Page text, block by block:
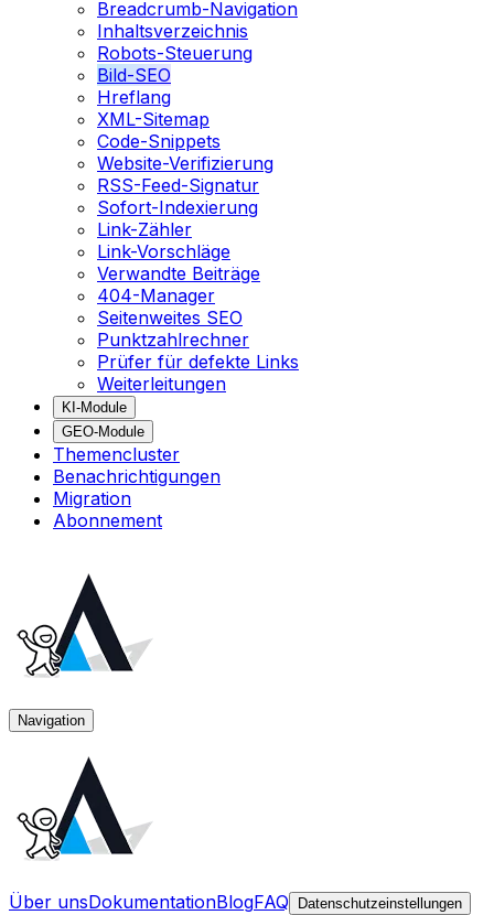
Breadcrumb-Navigation
Inhaltsverzeichnis
Robots-Steuerung
Bild-SEO
Hreflang
XML-Sitemap
Code-Snippets
Website-Verifizierung
RSS-Feed-Signatur
Sofort-Indexierung
Link-Zähler
Link-Vorschläge
Verwandte Beiträge
404-Manager
Seitenweites SEO
Punktzahlrechner
Prüfer für defekte Links
Weiterleitungen
KI-Module
GEO-Module
Themencluster
Benachrichtigungen
Migration
Abonnement
Navigation
Über unsDokumentationBlogFAQ Datenschutzeinstellungen